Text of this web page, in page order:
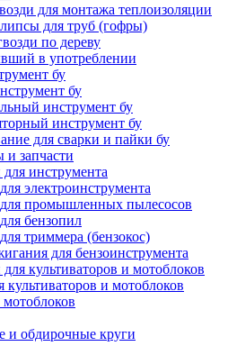
для монтажа теплоизоляции
для труб (гофры)
по дереву
в употреблении
бу
бу
инструмент бу
инструмент бу
для сварки и пайки бу
и запчасти
инструмента
электроинструмента
для промышленных пылесосов
бензопил
триммера (бензокос)
для бензоинструмента
культиваторов и мотоблоков
культиваторов и мотоблоков
и обдирочные круги